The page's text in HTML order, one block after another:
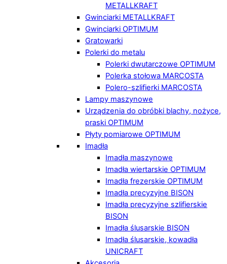
METALLKRAFT
Gwinciarki METALLKRAFT
Gwinciarki OPTIMUM
Gratowarki
Polerki do metalu
Polerki dwutarczowe OPTIMUM
Polerka stołowa MARCOSTA
Polero-szlifierki MARCOSTA
Lampy maszynowe
Urządzenia do obróbki blachy, nożyce,
praski OPTIMUM
Płyty pomiarowe OPTIMUM
Imadła
Imadła maszynowe
Imadła wiertarskie OPTIMUM
Imadła frezerskie OPTIMUM
Imadła precyzyjne BISON
Imadła precyzyjne szlifierskie
BISON
Imadła ślusarskie BISON
Imadła ślusarskie, kowadła
UNICRAFT